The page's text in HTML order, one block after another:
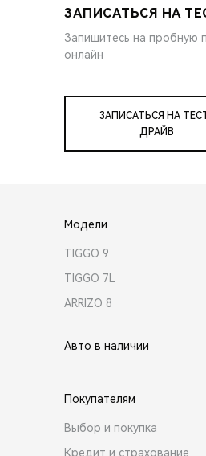
ЗАПИСАТЬСЯ НА
Запишитесь на пробную
онлайн
ЗАПИСАТЬСЯ НА
ДРАЙВ
Модели
TIGGO 9
TIGGO 7L
ARRIZO 8
Авто в наличии
Покупателям
Выбор и покупка
Кредит и страхование